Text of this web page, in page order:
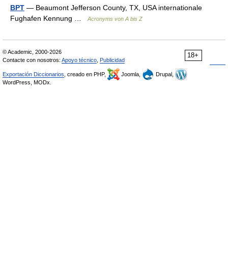
BPT — Beaumont Jefferson County, TX, USA internationale
Fughafen Kennung …
Acronyms von A bis Z
18+
© Academic, 2000-2026
Contacte con nosotros: Apoyo técnico Publicidad
Exportación Diccionarios , creado en PHP, Joomla,
Drupal,
WordPress, MODx.